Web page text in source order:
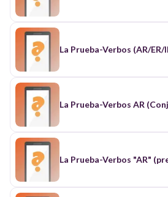
La Prueba-Verbos (AR/
La Prueba-Verbos AR
La Prueba-Verbos "AR"